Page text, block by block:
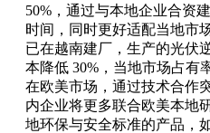
50%，通过与本地企业合资
时间，同时更好适配当地市
已在越南建厂，生产的光伏
本降低 30%，当地市场占有
在欧美市场，通过技术合作
内企业将更多联合欧美本地
地环保与安全标准的产品，